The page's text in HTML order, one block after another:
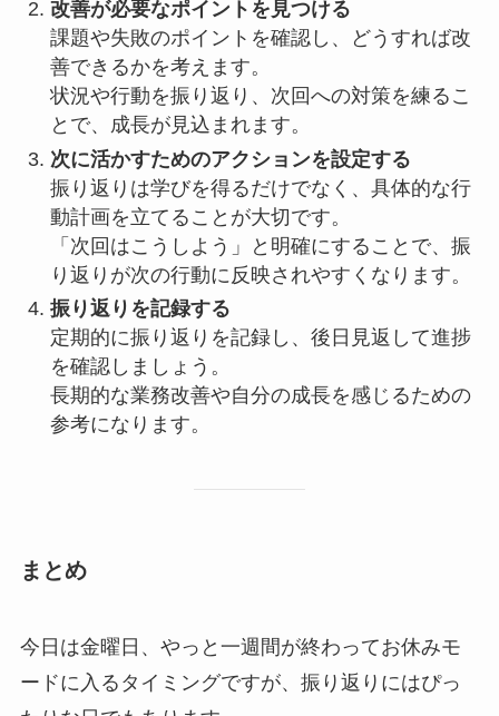
改善が必要なポイントを見つける
課題や失敗のポイントを確認し、どうすれば改
善できるかを考えます。
状況や行動を振り返り、次回への対策を練るこ
とで、成長が見込まれます。
次に活かすためのアクションを設定する
振り返りは学びを得るだけでなく、具体的な行
動計画を立てることが大切です。
「次回はこうしよう」と明確にすることで、振
り返りが次の行動に反映されやすくなります。
振り返りを記録する
定期的に振り返りを記録し、後日見返して進捗
を確認しましょう。
長期的な業務改善や自分の成長を感じるための
参考になります。
まとめ
今日は金曜日、やっと一週間が終わってお休みモ
ードに入るタイミングですが、振り返りにはぴっ